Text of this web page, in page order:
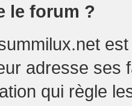
le forum ?
adresse ses
qui règle